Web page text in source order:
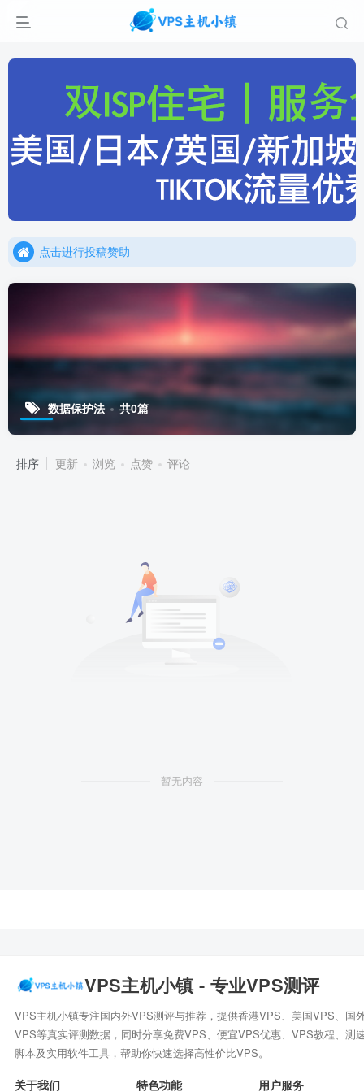
点击加入官方TG频道/聊天群
点击进行投稿赞助
点击加入官方TG频道/聊天群
数据保护法 共0篇
排序 更新 浏览 点赞 评论
暂无内容
VPS主机小镇 - 专业VPS测评
VPS主机小镇专注国内外VPS测评与推荐，提供香港VPS、美国VPS、国
VPS等真实评测数据，同时分享免费VPS、便宜VPS优惠、VPS教程、测
脚本及实用软件工具，帮助你快速选择高性价比VPS。
关于我们 特色功能 用户服务